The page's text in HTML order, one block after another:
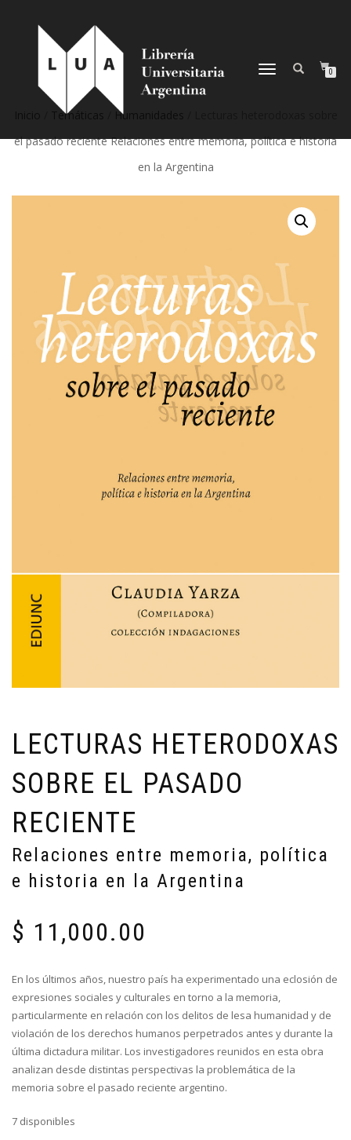
NAVEGACIÓN
0
Temáticas Humanidades
el pasado reciente Relaciones entre memoria, política e historia
en la Argentina
LECTURAS HETERODOXAS
SOBRE EL PASADO
RECIENTE
Relaciones entre memoria, política
e historia en la Argentina
$ 11,000.00
En los últimos años, nuestro país ha experimentado una eclosión de
expresiones sociales y culturales en torno a la memoria,
particularmente en relación con los delitos de lesa humanidad y de
violación de los derechos humanos perpetrados antes y durante la
última dictadura militar. Los investigadores reunidos en esta obra
analizan desde distintas perspectivas la problemática de la
memoria sobre el pasado reciente argentino.
7 disponibles